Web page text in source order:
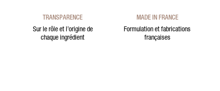
TRANSPARENCE
Sur le rôle et l’origine de
chaque ingrédient
MADE IN FRANCE
Formulation et fabrications
françaises